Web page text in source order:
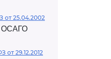
от 25.04.2002
ОСАГО
от 29.12.2012